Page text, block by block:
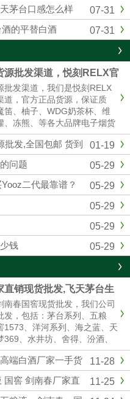
07-31
茅台口感怎么样
07-31
的平替白酒
源批发渠道，悦刻RELX官
代发
批发渠道，我们是悦刻RELX
道，官方正品货源，保证质
笛、柚子、WDG奶茶杯、维
、冻熊、等各大品牌电子烟货
是悦刻RELX官方一手供应
体店建立了紧密的合作关系，
销售环节...
01-19
批发,全国包邮 货到
05-29
问题
05-29
二代最靠谱？
05-29
05-29
05-29
钱
直销现货批发,飞天茅台生
应全国货到付款
南春国窖现货批发，我们公司
发，包括：茅台系列、五粮
1573、洋河系列、海之蓝、天
、水井坊、舍得、汾酒、
有高中低档白酒供你选择，我
货源渠道批发，价格美丽，诚
口感纯正，合作共赢。名酒厂
11-28
端白酒厂家一手货
11-25
国窖 剑南春厂家直